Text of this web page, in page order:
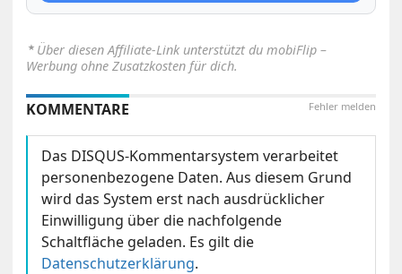
⋆ Über diesen Affiliate-Link unterstützt du mobiFlip –
Werbung ohne Zusatzkosten für dich.
Fehler melden
KOMMENTARE
Das DISQUS-Kommentarsystem verarbeitet
personenbezogene Daten. Aus diesem Grund
wird das System erst nach ausdrücklicher
Einwilligung über die nachfolgende
Schaltfläche geladen. Es gilt die
Datenschutzerklärung.